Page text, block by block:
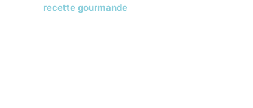
recette gourmande